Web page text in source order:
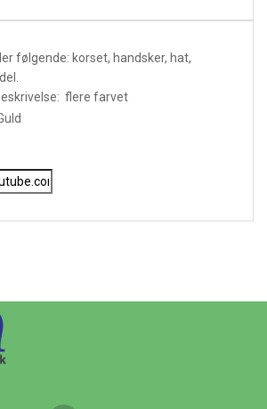
følgende: korset, handsker, hat,
flere farvet